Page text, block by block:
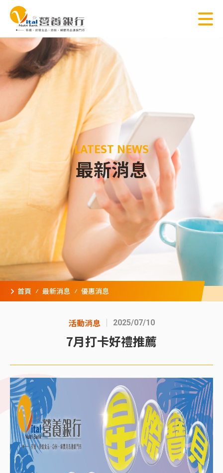
LATEST NEWS
最新消息
首頁 最新消息 優惠消息
活動消息 2025/07/10
7月打卡好禮推薦